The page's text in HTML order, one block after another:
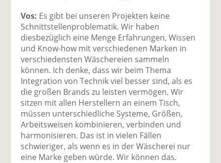
Vos: Es gibt bei unseren Projekten keine
Schnittstellenproblematik. Wir haben
diesbezüglich eine Menge Erfahrungen, Wissen
und Know-how mit verschiedenen Marken in
verschiedensten Wäschereien sammeln
können. Ich denke, dass wir beim Thema
Integration von Technik viel besser sind, als es
die großen Brands zu leisten vermögen. Wir
sitzen mit allen Herstellern an einem Tisch,
müssen unterschiedliche Systeme, Größen,
Arbeitsweisen kombinieren, verbinden und
harmonisieren. Das ist in vielen Fällen
schwieriger, als wenn es in der Wäscherei nur
eine Marke geben würde. Wir können das.